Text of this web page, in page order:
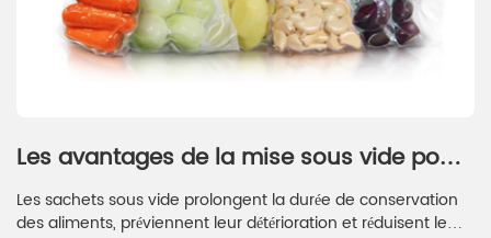
Les avantages de la mise sous vide pour
la conservation des aliments à long terme
Les sachets sous vide prolongent la durée de conservation
des aliments, préviennent leur détérioration et réduisent le